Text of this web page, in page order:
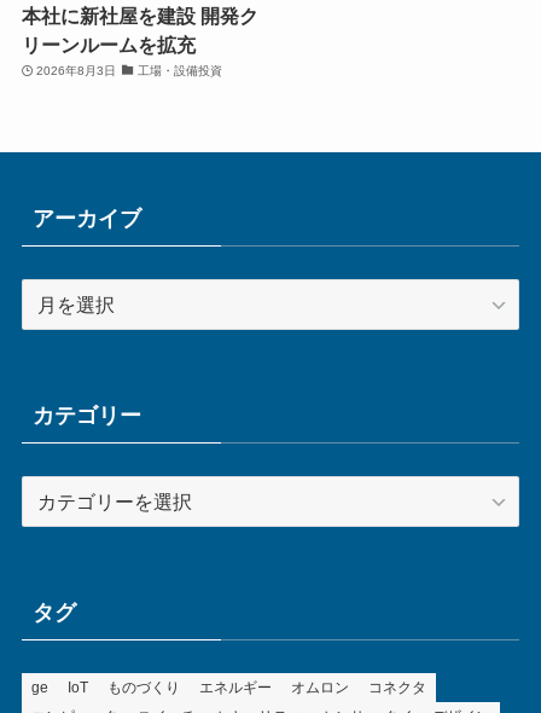
本社に新社屋を建設 開発ク
リーンルームを拡充
2026年8月3日 工場・設備投資
アーカイブ
ブカテゴリー
テ
ータグ
ge IoT ものづくり エネルギー オムロン
コネクタ